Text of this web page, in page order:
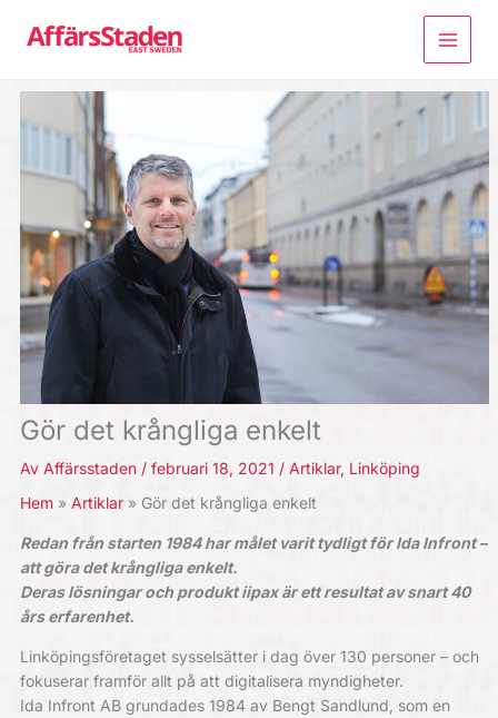
Gör det krångliga enkelt
Av Affärsstaden / februari 18, 2021 / Artiklar, Linköping
Hem
Artiklar Gör det krångliga enkelt
Redan från starten 1984 har målet varit tydligt för Ida Infront –
att göra det krångliga enkelt.
Deras lösningar och produkt iipax är ett resultat av snart 40
års erfarenhet.
Linköpingsföretaget sysselsätter i dag över 130 personer – och
fokuserar framför allt på att digitalisera myndigheter.
Ida Infront AB grundades 1984 av Bengt Sandlund, som en